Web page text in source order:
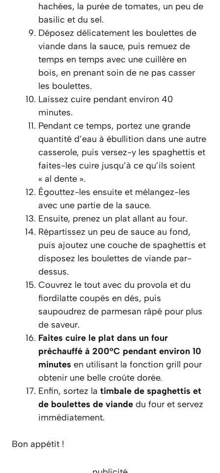
hachées, la purée de tomates, un peu de
basilic et du sel.
Déposez délicatement les boulettes de
viande dans la sauce, puis remuez de
temps en temps avec une cuillère en
bois, en prenant soin de ne pas casser
les boulettes.
Laissez cuire pendant environ 40
minutes.
Pendant ce temps, portez une grande
quantité d’eau à ébullition dans une autre
casserole, puis versez-y les spaghettis et
faites-les cuire jusqu’à ce qu’ils soient
« al dente ».
Égouttez-les ensuite et mélangez-les
avec une partie de la sauce.
Ensuite, prenez un plat allant au four.
Répartissez un peu de sauce au fond,
puis ajoutez une couche de spaghettis et
disposez les boulettes de viande par-
dessus.
Couvrez le tout avec du provola et du
fiordilatte coupés en dés, puis
saupoudrez de parmesan râpé pour plus
de saveur.
Faites cuire le plat dans un four
préchauffé à 200°C pendant environ 10
minutes en utilisant la fonction grill pour
obtenir une belle croûte dorée.
Enfin, sortez la timbale de spaghettis et
de boulettes de viande du four et servez
immédiatement.
Bon appétit !